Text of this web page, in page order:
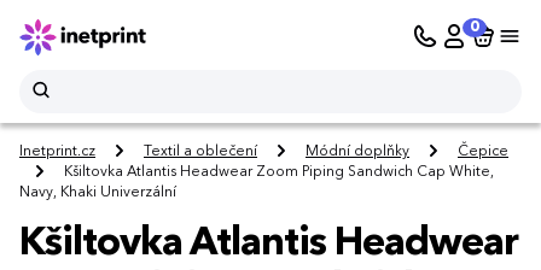
0
Inetprint.cz Textil a oblečení Módní doplňky
Čepice
Kšiltovka Atlantis Headwear Zoom Piping Sandwich Cap White,
Navy, Khaki Univerzální
Kšiltovka Atlantis Headwear